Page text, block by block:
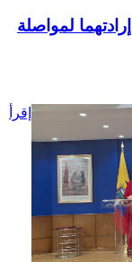
لمواصلة
إقرأ